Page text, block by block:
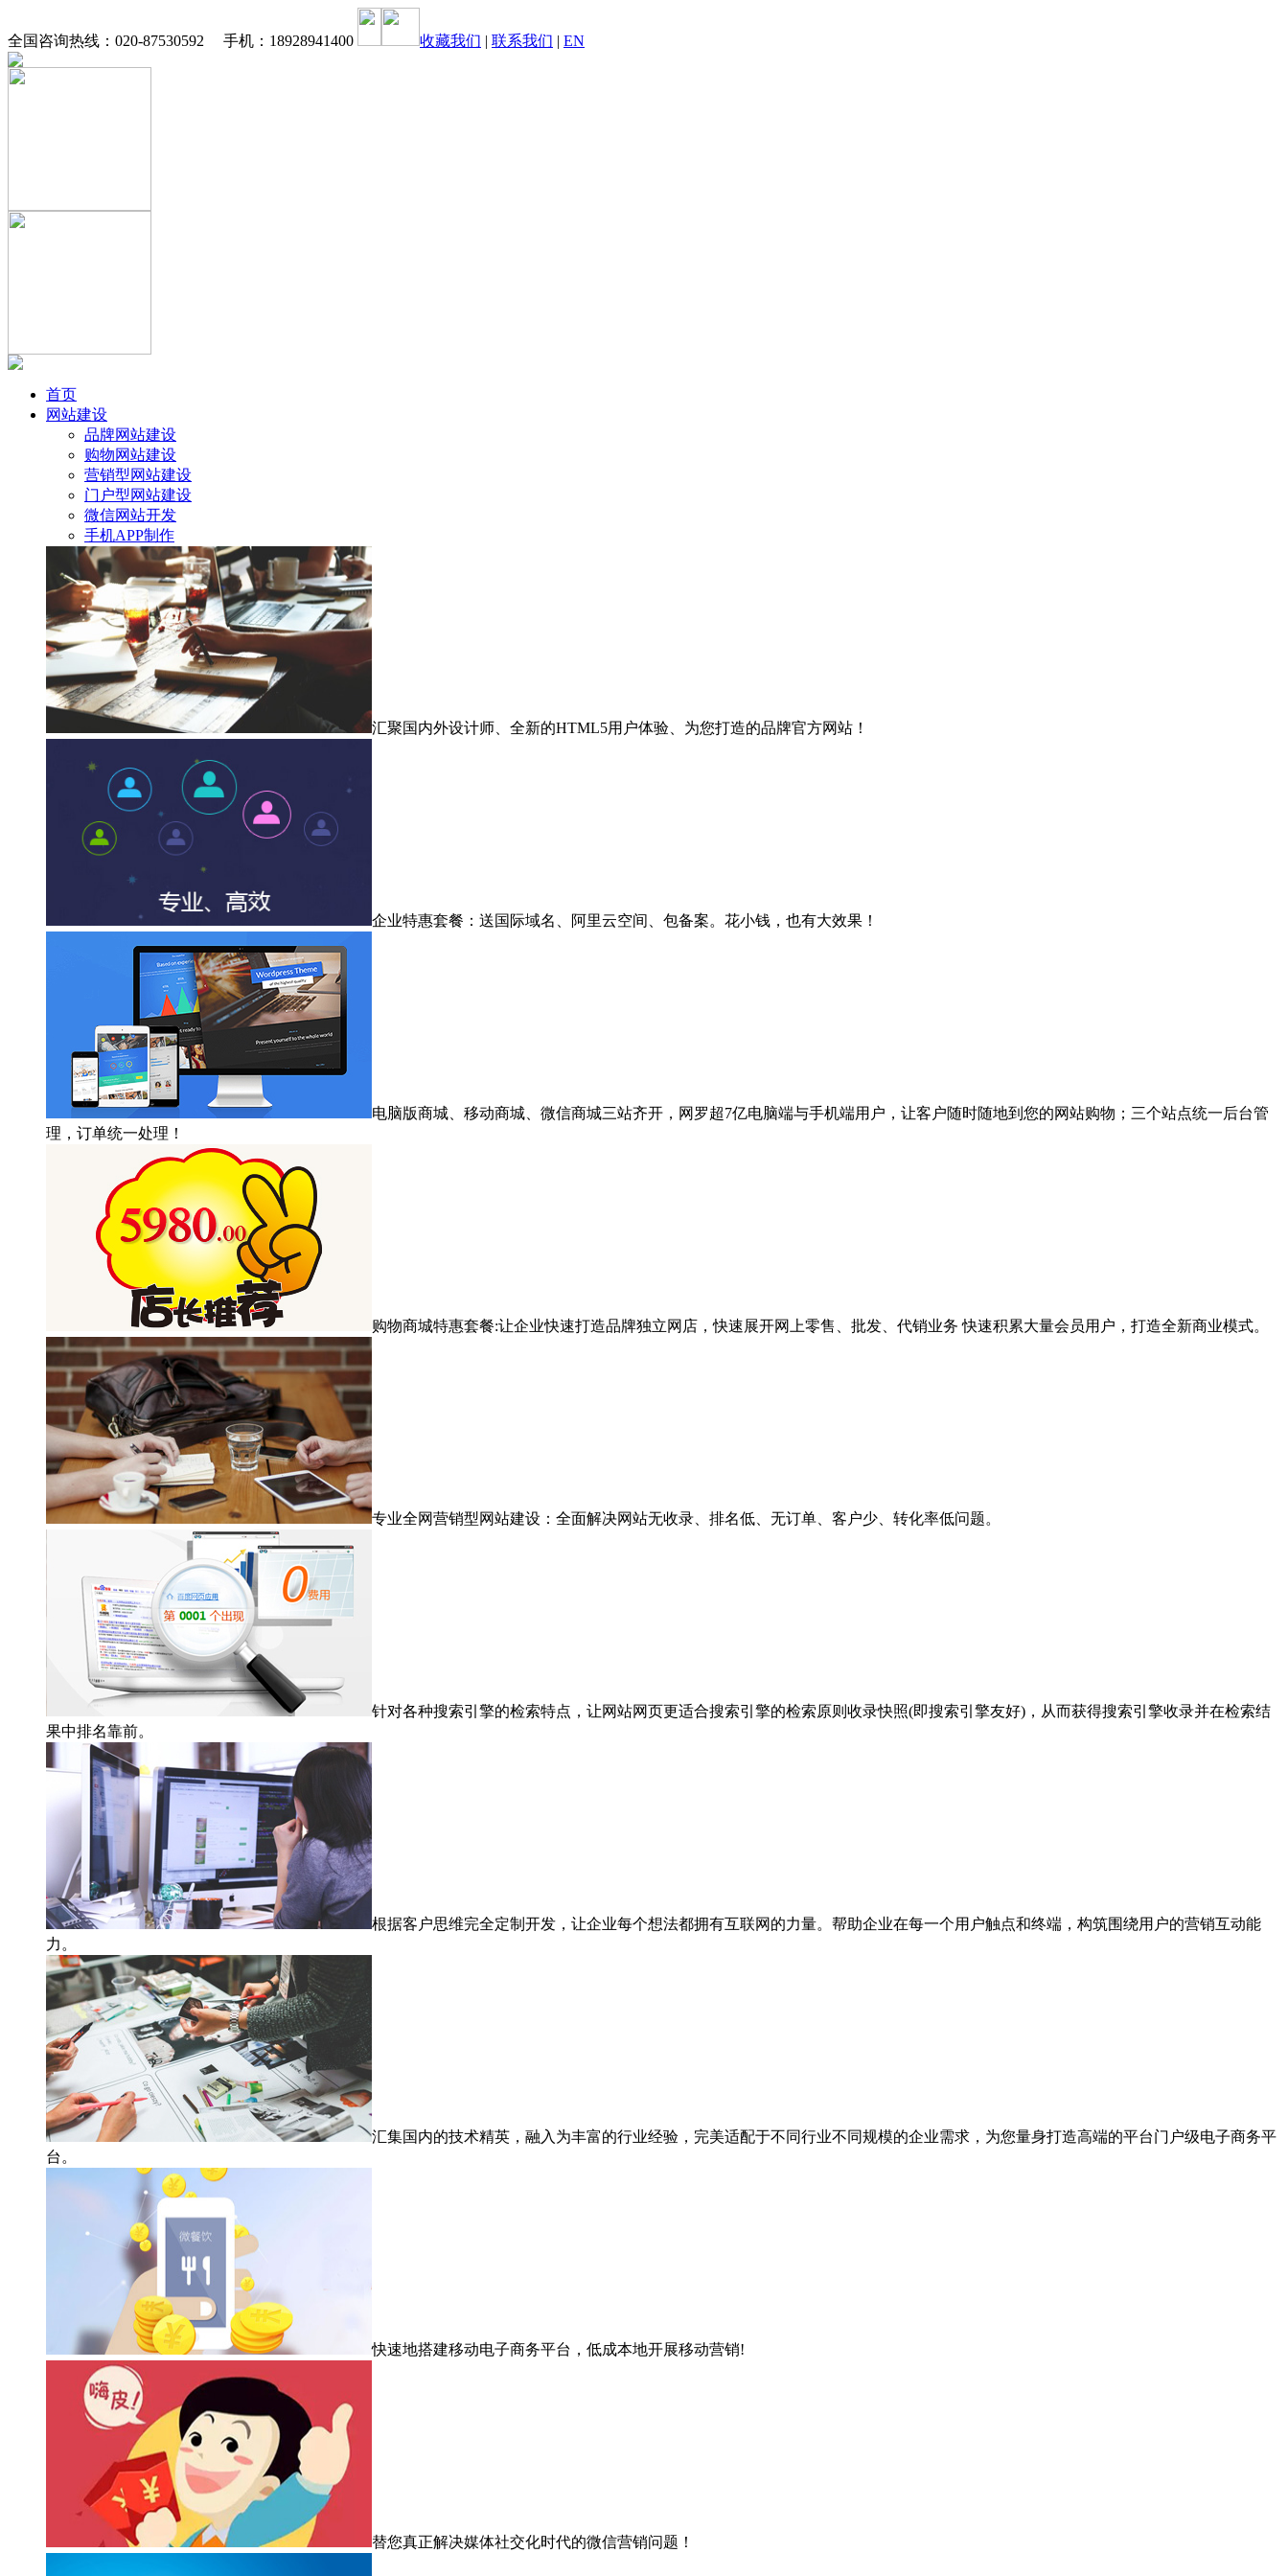
全国咨询热线：020-87530592 手机：18928941400 收藏我们 | 联系我们 | EN
首页
网站建设
品牌网站建设
购物网站建设
营销型网站建设
门户型网站建设
微信网站开发
手机APP制作
汇聚国内外设计师、全新的HTML5用户体验、为您打造的品牌官方网站！
企业特惠套餐：送国际域名、阿里云空间、包备案。花小钱，也有大效果！
电脑版商城、移动商城、微信商城三站齐开，网罗超7亿电脑端与手机端用户，让客户随时随地到您的网站购物；三个站点统一后台管
理，订单统一处理！
购物商城特惠套餐:让企业快速打造品牌独立网店，快速展开网上零售、批发、代销业务 快速积累大量会员用户，打造全新商业模式。
专业全网营销型网站建设：全面解决网站无收录、排名低、无订单、客户少、转化率低问题。
针对各种搜索引擎的检索特点，让网站网页更适合搜索引擎的检索原则收录快照(即搜索引擎友好)，从而获得搜索引擎收录并在检索结
果中排名靠前。
根据客户思维完全定制开发，让企业每个想法都拥有互联网的力量。帮助企业在每一个用户触点和终端，构筑围绕用户的营销互动能
力。
汇集国内的技术精英，融入为丰富的行业经验，完美适配于不同行业不同规模的企业需求，为您量身打造高端的平台门户级电子商务平
台。
快速地搭建移动电子商务平台，低成本地开展移动营销!
替您真正解决媒体社交化时代的微信营销问题！